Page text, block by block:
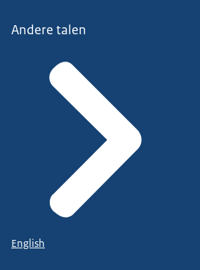
Andere talen
English